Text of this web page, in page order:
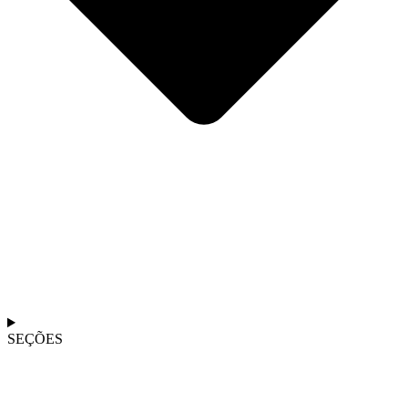
SEÇÕES